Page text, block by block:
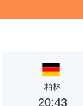
柏林
20:43